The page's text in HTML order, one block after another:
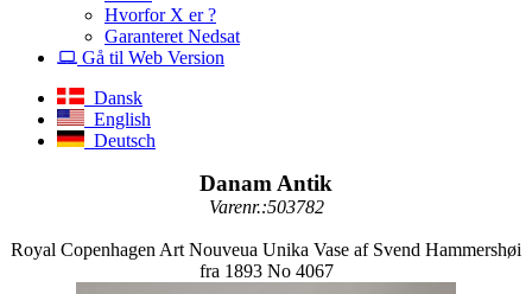
Hvorfor X er ?
Garanteret Nedsat
Gå til Web Version
Dansk
English
Deutsch
Danam Antik
Varenr.:503782
Royal Copenhagen Art Nouveua Unika Vase af Svend Hammershøi
fra 1893 No 4067